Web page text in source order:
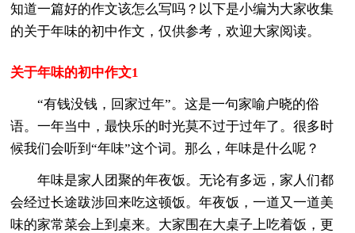
知道一篇好的作文该怎么写吗？以下是小编为大家收集
的关于年味的初中作文，仅供参考，欢迎大家阅读。
关于年味的初中作文1
“有钱没钱，回家过年”。这是一句家喻户晓的俗
语。一年当中，最快乐的时光莫不过于过年了。很多时
候我们会听到“年味”这个词。那么，年味是什么呢？
年味是家人团聚的年夜饭。无论有多远，家人们都
会经过长途跋涉回来吃这顿饭。年夜饭，一道又一道美
味的家常菜会上到桌来。大家围在大桌子上吃着饭，更